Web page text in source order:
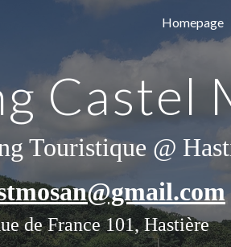
Skip
Homepage
Castel
Touristique @
de France 101, Hastière